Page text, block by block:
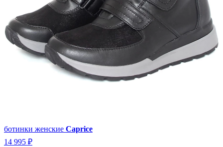
ботинки женские Caprice
14 995 ₽